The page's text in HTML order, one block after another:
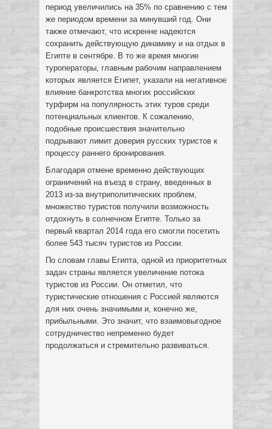
период увеличились на 35% по сравнению с тем
же периодом времени за минувший год. Они
также отмечают, что искренне надеются
сохранить действующую динамику и на отдых в
Египте в сентябре. В то же время многие
туроператоры, главным рабочим направлением
которых является Египет, указали на негативное
влияние банкротства многих российских
турфирм на популярность этих туров среди
потенциальных клиентов. К сожалению,
подобные происшествия значительно
подрывают лимит доверия русских туристов к
процессу раннего бронирования.
Благодаря отмене временно действующих
ограничений на въезд в страну, введенных в
2013 из-за внутриполитических проблем,
множество туристов получили возможность
отдохнуть в солнечном Египте. Только за
первый квартал 2014 года его смогли посетить
более 543 тысяч туристов из России.
По словам главы Египта, одной из приоритетных
задач страны является увеличение потока
туристов из России. Он отметил, что
туристические отношения с Россией являются
для них очень значимыми и, конечно же,
прибыльными. Это значит, что взаимовыгодное
сотрудничество непременно будет
продолжаться и стремительно развиваться.